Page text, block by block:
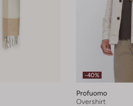
-40%
Profuomo
Overshirt